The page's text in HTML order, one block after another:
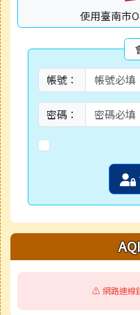
使用臺南市
帳號：
密碼：
⚠️ 網路連線